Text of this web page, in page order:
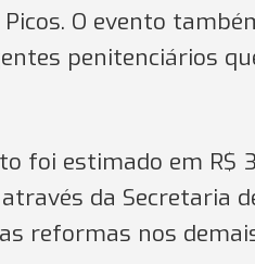
O evento
penitenciários
foi estimado em R$
da Secretaria
reformas nos